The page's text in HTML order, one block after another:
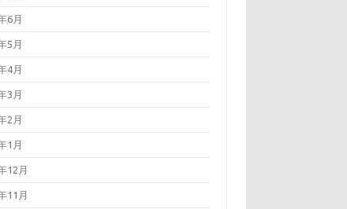
6月
5月
4月
3月
2月
1月
12月
11月